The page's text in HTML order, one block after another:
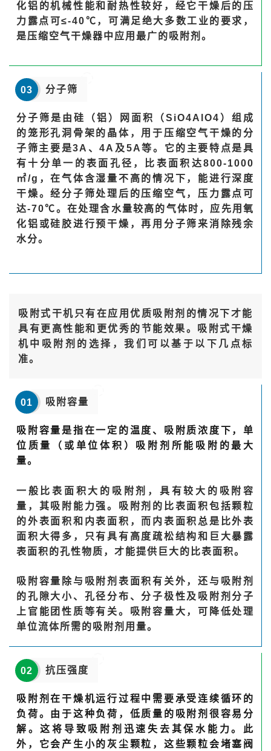
化铝的机械性能和耐热性较好，经它干燥后的压
力露点可≤-40℃，可满足绝大多数工业的要求，
是压缩空气干燥器中应用最广的吸附剂。
03 分子筛
分子筛是由硅（铝）网面积（SiO4AlO4）组成
的笼形孔洞骨架的晶体，用于压缩空气干燥的分
子筛主要是3A、4A及5A等。它的主要特点是具
有十分单一的表面孔径，比表面积达800-1000
㎡/g，在气体含湿量不高的情况下，能进行深度
干燥。经分子筛处理后的压缩空气，压力露点可
达-70℃。在处理含水量较高的气体时，应先用氧
化铝或硅胶进行预干燥，再用分子筛来消除残余
水分。
吸附式干机只有在应用优质吸附剂的情况下才能
具有更高性能和更优秀的节能效果。吸附式干燥
机中吸附剂的选择，我们可以基于以下几点标
准。
01 吸附容量
吸附容量是指在一定的温度、吸附质浓度下，单
位质量（或单位体积）吸附剂所能吸附的最大
量。
一般比表面积大的吸附剂，具有较大的吸附容
量，其吸附能力强。吸附剂的比表面积包括颗粒
的外表面积和内表面积，而内表面积总是比外表
面积大得多，
只有具有高度疏松结构和巨大暴露
表面积的孔性物质，才能提供巨大的比表面积。
吸附容量除与吸附剂表面积有关外，还与吸附剂
的孔隙大小、孔径分布、分子极性及吸附剂分子
上官能团性质等有关。吸附容量大，可降低处理
单位流体所需的吸附剂用量。
02 抗压强度
吸附剂在干燥机运行过程中需要承受连续循环的
负荷。由于这种负荷，低质量的吸附剂很容易分
解。这将导致吸附剂迅速失去其保水能力。此
外，它会产生小的灰尘颗粒，这些颗粒会堵塞阀